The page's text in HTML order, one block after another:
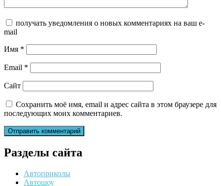
получать уведомления о новых комментариях на ваш e-
mail
Имя *
Email *
Сайт
Сохранить моё имя, email и адрес сайта в этом браузере для
последующих моих комментариев.
Разделы сайта
Автоприколы
Автошоу